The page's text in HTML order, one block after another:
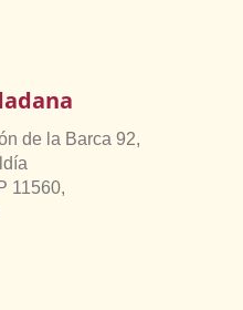
de la Barca 92,
11560,